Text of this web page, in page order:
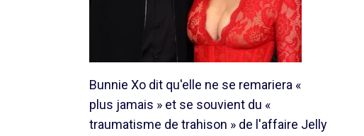
Bunnie Xo dit qu'elle ne se remariera «
plus jamais » et se souvient du «
traumatisme de trahison » de l'affaire Jelly